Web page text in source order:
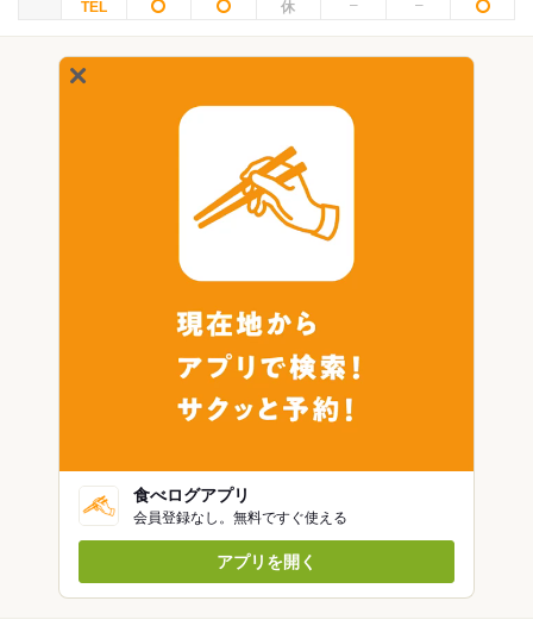
食べログアプリ
会員登録なし。無料ですぐ使える
アプリを開く